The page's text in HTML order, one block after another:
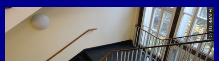
© TUDMATH